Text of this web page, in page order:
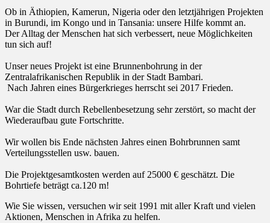
Ob in Äthiopien, Kamerun, Nigeria oder den letztjährigen Projekten
in Burundi, im Kongo und in Tansania: unsere Hilfe kommt an.
Der Alltag der Menschen hat sich verbessert, neue Möglichkeiten
tun sich auf!
Unser neues Projekt ist eine Brunnenbohrung in der
Zentralafrikanischen Republik in der Stadt Bambari.
Nach Jahren eines Bürgerkrieges herrscht sei 2017 Frieden.
War die Stadt durch Rebellenbesetzung sehr zerstört, so macht der
Wiederaufbau gute Fortschritte.
Wir wollen bis Ende nächsten Jahres einen Bohrbrunnen samt
Verteilungsstellen usw. bauen.
Die Projektgesamtkosten werden auf 25000 € geschätzt. Die
Bohrtiefe beträgt ca.120 m!
Wie Sie wissen, versuchen wir seit 1991 mit aller Kraft und vielen
Aktionen, Menschen in Afrika zu helfen.